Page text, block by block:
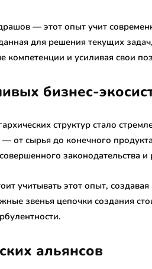
— этот опыт учит
для решения текущих
компетенции и усиливая свои
бизнес-
структур стало
от сырья до конечного
законодательства
учитывать этот опыт,
звенья цепочки создания
альянсов